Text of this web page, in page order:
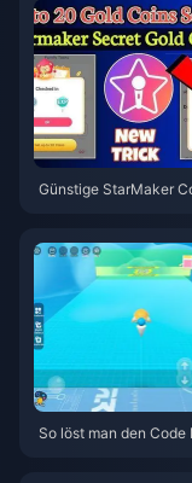
Günstige StarMaker
So löst man den Code